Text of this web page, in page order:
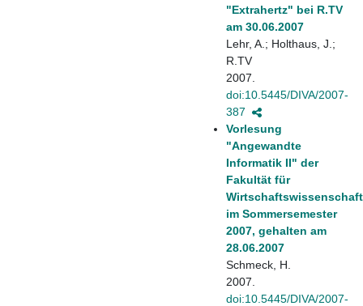
"Extrahertz" bei R.TV
am 30.06.2007
Lehr, A.; Holthaus, J.;
R.TV
2007.
doi:10.5445/DIVA/2007-
387
Vorlesung
"Angewandte
Informatik II" der
Fakultät für
im Sommersemester
2007, gehalten am
28.06.2007
Schmeck, H.
2007.
doi:10.5445/DIVA/2007-